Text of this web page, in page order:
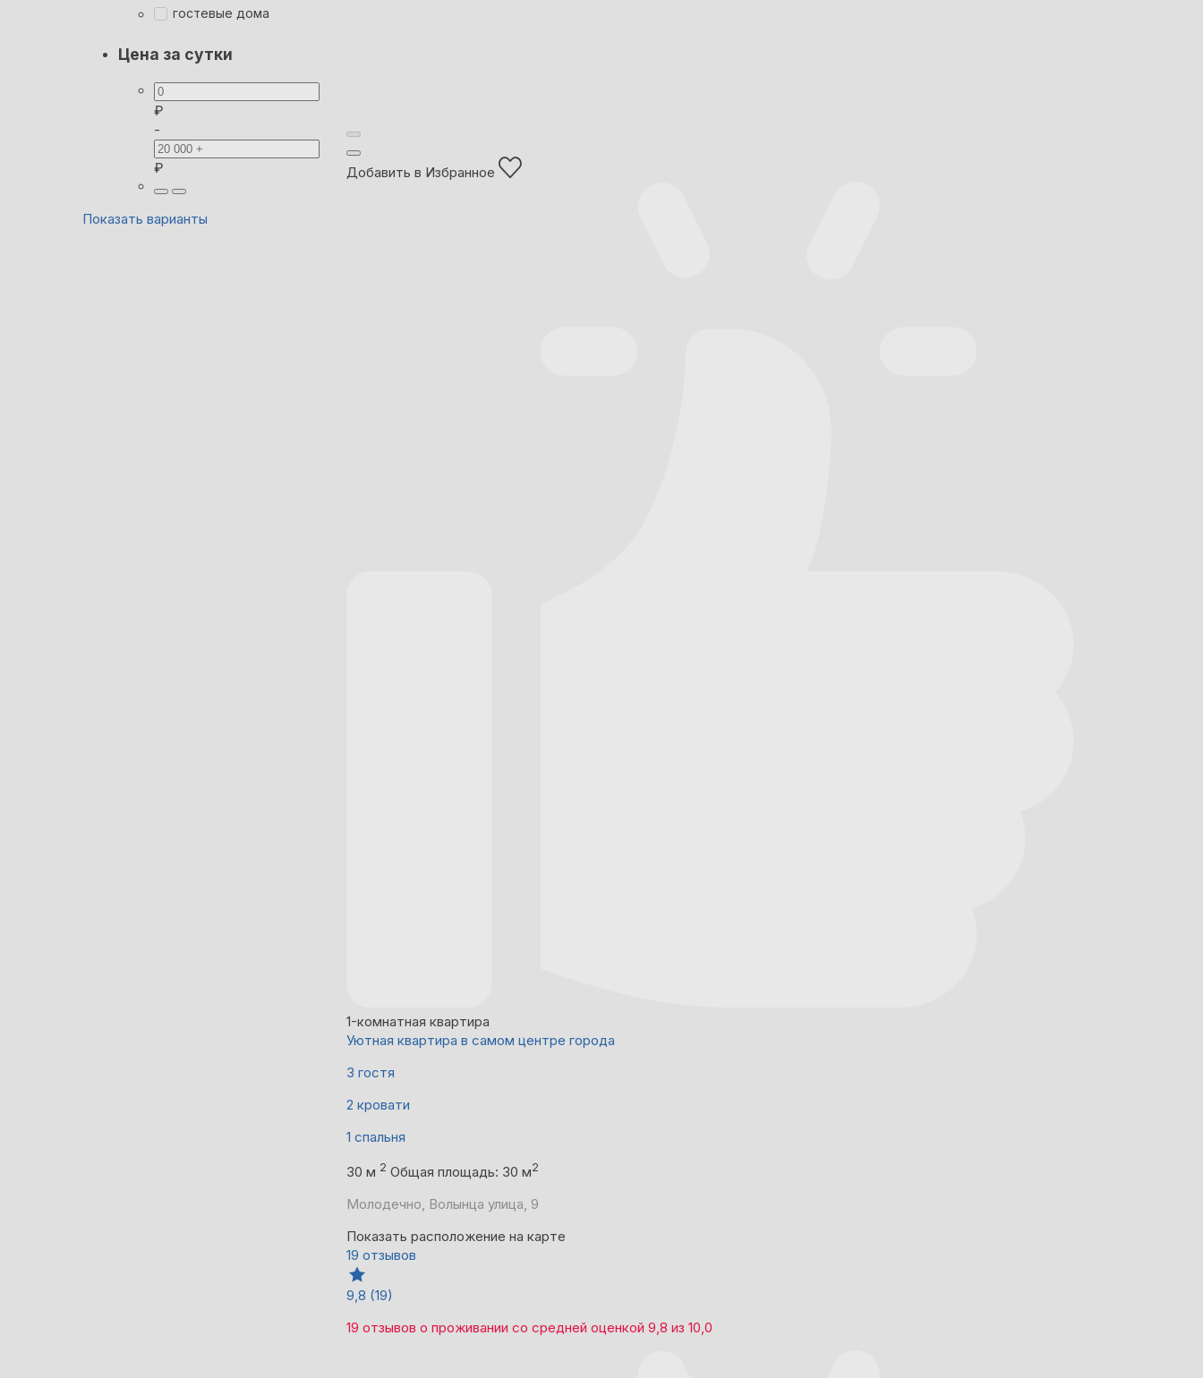
гостевые дома
Цена за сутки
₽
-
₽
Показать варианты
Добавить в Избранное
1-комнатная квартира
Уютная квартира в самом центре города
3 гостя
2 кровати
1 спальня
30 м 2 Общая площадь: 30 м2
Молодечно, Волынца улица, 9
Показать расположение на карте
19 отзывов
9,8 (19)
19 отзывов о проживании со средней оценкой 9,8 из 10,0